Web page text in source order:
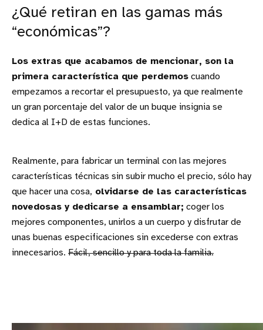
¿Qué retiran en las gamas más
“económicas”?
Los extras que acabamos de mencionar, son la
primera característica que perdemos cuando
empezamos a recortar el presupuesto, ya que realmente
un gran porcentaje del valor de un buque insignia se
dedica al I+D de estas funciones.
Realmente, para fabricar un terminal con las mejores
características técnicas sin subir mucho el precio, sólo hay
que hacer una cosa, olvidarse de las características
novedosas y dedicarse a ensamblar; coger los
mejores componentes, unirlos a un cuerpo y disfrutar de
unas buenas especificaciones sin excederse con extras
innecesarios. Fácil, sencillo y para toda la familia.